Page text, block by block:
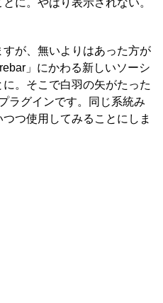
に。やはり表示されない。
が、無いよりはあった方が
」にかわる新しいソーシ
。そこで白羽の矢がたった
ラグインです。同じ系統み
つ使用してみることにしま